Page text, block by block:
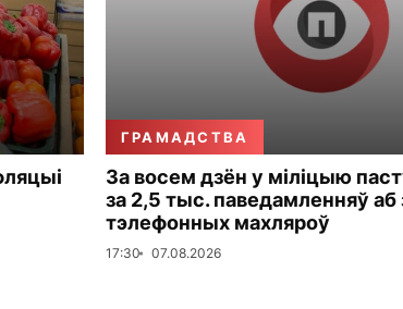
ГРАМАДСТВА
За восем дзён у міліцыю
за 2,5 тыс. паведамленняў аб
тэлефонных махляроў
17:30 07.08.2026